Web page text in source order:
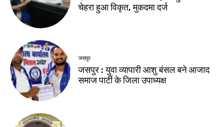
चेहरा हुआ विकृत, मुकदमा दर्ज
जसपुर
जसपुर : युवा व्यापारी आशु बंसल बने आजाद
समाज पार्टी के जिला उपाध्यक्ष